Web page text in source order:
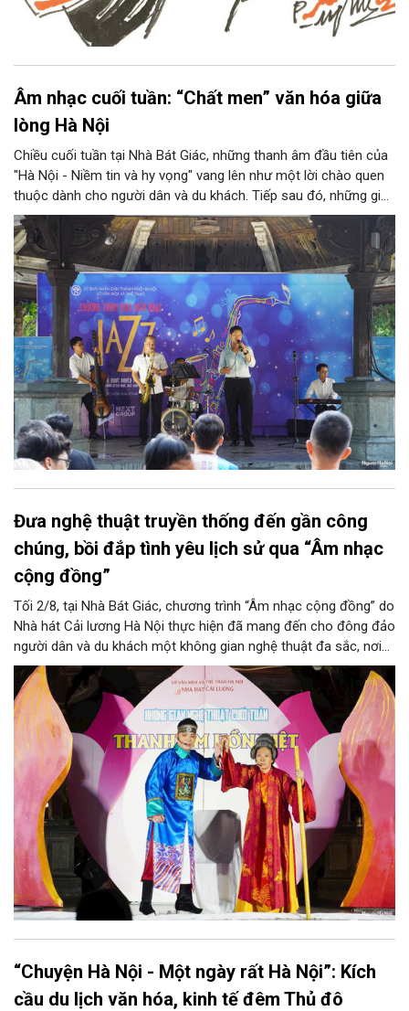
Âm nhạc cuối tuần: “Chất men” văn hóa giữa
lòng Hà Nội
Chiều cuối tuần tại Nhà Bát Giác, những thanh âm đầu tiên của
"Hà Nội - Niềm tin và hy vọng" vang lên như một lời chào quen
thuộc dành cho người dân và du khách. Tiếp sau đó, những giai
điệu jazz kinh điển của thế giới lần lượt cất lên qua phần biểu
diễn của NSƯT Quyền Văn Minh và các nghệ sĩ Bình Minh Jazz
Club, mở ra một không gian âm nhạc giàu cảm xúc ngay giữa
trung tâm Thủ đô.
Đưa nghệ thuật truyền thống đến gần công
chúng, bồi đắp tình yêu lịch sử qua “Âm nhạc
cộng đồng”
Tối 2/8, tại Nhà Bát Giác, chương trình “Âm nhạc cộng đồng” do
Nhà hát Cải lương Hà Nội thực hiện đã mang đến cho đông đảo
người dân và du khách một không gian nghệ thuật đa sắc, nơi
những làn điệu cải lương, ca cổ, tân cổ và các tiết mục múa
hòa quyện trong không gian của phố đi bộ hồ Hoàn Kiếm. Đặc
biệt, chương trình có sự giao lưu của các nghệ sĩ đến từ
phương Nam, góp phần tạo nên cuộc gặp gỡ nghệ thuật giàu
cảm xúc.
“Chuyện Hà Nội - Một ngày rất Hà Nội”: Kích
cầu du lịch văn hóa, kinh tế đêm Thủ đô